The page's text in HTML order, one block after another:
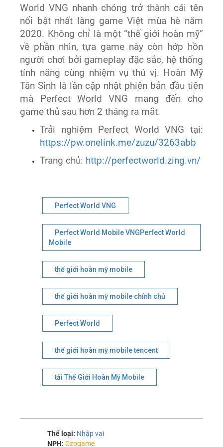
World VNG nhanh chóng trở thành cái tên
nổi bật nhất làng game Việt mùa hè năm
2020. Không chỉ là một “thế giới hoàn mỹ”
về phần nhìn, tựa game này còn hớp hồn
người chơi bởi gameplay đặc sắc, hệ thống
tính năng cùng nhiệm vụ thú vị. Hoàn Mỹ
Tân Sinh là lần cập nhật phiên bản đầu tiên
mà Perfect World VNG mang đến cho
game thủ sau hơn 2 tháng ra mắt.
Trải nghiệm Perfect World VNG tại:
https://pw.onelink.me/zuzu/3263abb
Trang chủ: http://perfectworld.zing.vn/
Perfect World VNG
Perfect World Mobile VNGPerfect World
Mobile
thế giới hoàn mỹ mobile
thế giới hoàn mỹ mobile chính chủ
Perfect World
thế giới hoàn mỹ mobile tencent
tải Thế Giới Hoàn Mỹ Mobile
Thể loại: Nhập vai
NPH: Dzogame